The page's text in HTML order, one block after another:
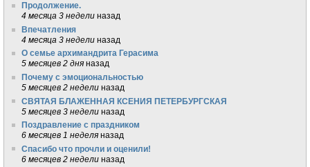
Продолжение.
4 месяца 3 недели назад
Впечатления
4 месяца 3 недели назад
О семье архимандрита Герасима
5 месяцев 2 дня назад
Почему с эмоциональностью
5 месяцев 2 недели назад
СВЯТАЯ БЛАЖЕННАЯ КСЕНИЯ ПЕТЕРБУРГСКАЯ
5 месяцев 3 недели назад
Поздравление с праздником
6 месяцев 1 неделя назад
Спасибо что прочли и оценили!
6 месяцев 2 недели назад